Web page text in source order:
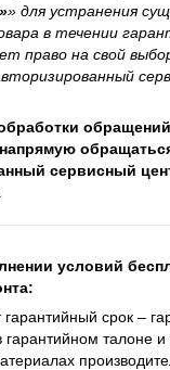
» для устранения
в течении
право на свой
сервисный
условий
гарантийный срок –
гарантийном талоне и